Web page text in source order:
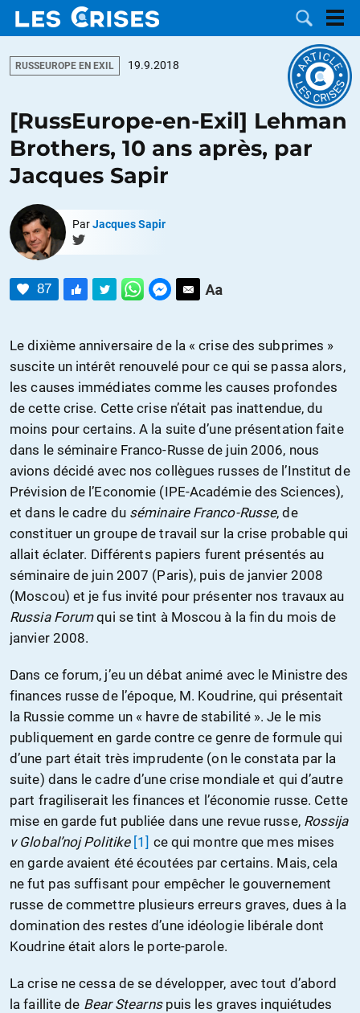
LES
DOSSIERS
CATÉGORIES
MOTS CLÉS
NOUS
CONTACTER
FAIRE UN
DON
RUSSEUROPE EN EXIL 19.9.2018
[RussEurope-en-Exil] Lehman
Brothers, 10 ans après, par
Jacques Sapir
ParJacques Sapir
87
Le dixième anniversaire de la « crise des subprimes »
suscite un intérêt renouvelé pour ce qui se passa alors,
les causes immédiates comme les causes profondes
de cette crise. Cette crise n’était pas inattendue, du
moins pour certains. A la suite d’une présentation faite
dans le séminaire Franco-Russe de juin 2006, nous
avions décidé avec nos collègues russes de l’Institut de
Prévision de l’Economie (IPE-Académie des Sciences),
et dans le cadre du séminaire Franco-Russe, de
constituer un groupe de travail sur la crise probable qui
allait éclater. Différents papiers furent présentés au
séminaire de juin 2007 (Paris), puis de janvier 2008
(Moscou) et je fus invité pour présenter nos travaux au
Russia Forumqui se tint à Moscou à la fin du mois de
janvier 2008.
Dans ce forum, j’eu un débat animé avec le Ministre des
finances russe de l’époque, M. Koudrine, qui présentait
la Russie comme un « havre de stabilité ». Je le mis
publiquement en garde contre ce genre de formule qui
d’une part était très imprudente (on le constata par la
suite) dans le cadre d’une crise mondiale et qui d’autre
part fragiliserait les finances et l’économie russe. Cette
mise en garde fut publiée dans une revue russe, Rossija
v Global’noj Politike [1] ce qui montre que mes mises
en garde avaient été écoutées par certains. Mais, cela
ne fut pas suffisant pour empêcher le gouvernement
russe de commettre plusieurs erreurs graves, dues à la
domination des restes d’une idéologie libérale dont
Koudrine était alors le porte-parole.
La crise ne cessa de se développer, avec tout d’abord
la faillite de Bear Stearnspuis les graves inquiétudes